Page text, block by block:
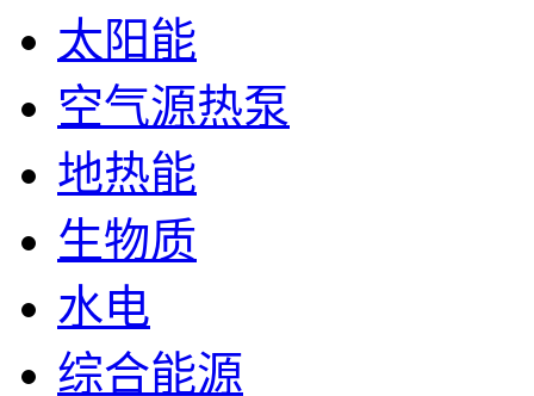
太阳能
空气源热泵
地热能
生物质
水电
综合能源